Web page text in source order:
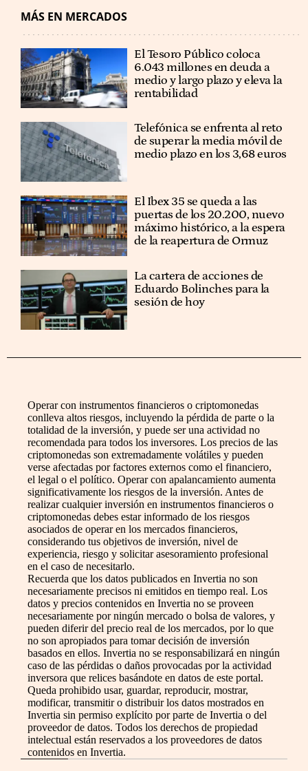
MÁS EN MERCADOS
El Tesoro Público coloca
6.043 millones en deuda a
medio y largo plazo y eleva la
rentabilidad
Telefónica se enfrenta al reto
de superar la media móvil de
medio plazo en los 3,68 euros
El Ibex 35 se queda a las
puertas de los 20.200, nuevo
máximo histórico, a la espera
de la reapertura de Ormuz
La cartera de acciones de
Eduardo Bolinches para la
sesión de hoy
Operar con instrumentos financieros o criptomonedas
conlleva altos riesgos, incluyendo la pérdida de parte o la
totalidad de la inversión, y puede ser una actividad no
recomendada para todos los inversores. Los precios de las
criptomonedas son extremadamente volátiles y pueden
verse afectadas por factores externos como el financiero,
el legal o el político. Operar con apalancamiento aumenta
significativamente los riesgos de la inversión. Antes de
realizar cualquier inversión en instrumentos financieros o
criptomonedas debes estar informado de los riesgos
asociados de operar en los mercados financieros,
considerando tus objetivos de inversión, nivel de
experiencia, riesgo y solicitar asesoramiento profesional
en el caso de necesitarlo.
Recuerda que los datos publicados en Invertia no son
necesariamente precisos ni emitidos en tiempo real. Los
datos y precios contenidos en Invertia no se proveen
necesariamente por ningún mercado o bolsa de valores, y
pueden diferir del precio real de los mercados, por lo que
no son apropiados para tomar decisión de inversión
basados en ellos. Invertia no se responsabilizará en ningún
caso de las pérdidas o daños provocadas por la actividad
inversora que relices basándote en datos de este portal.
Queda prohibido usar, guardar, reproducir, mostrar,
modificar, transmitir o distribuir los datos mostrados en
Invertia sin permiso explícito por parte de Invertia o del
proveedor de datos. Todos los derechos de propiedad
intelectual están reservados a los proveedores de datos
contenidos en Invertia.